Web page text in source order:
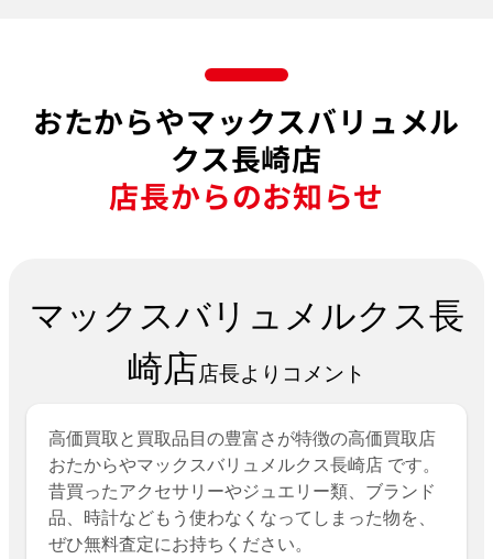
おたからやマックスバリュメル
クス長崎店
店長からのお知らせ
マックスバリュメルクス長
崎店店長よりコメント
高価買取と買取品目の豊富さが特徴の高価買取店
おたからやマックスバリュメルクス長崎店 です。
昔買ったアクセサリーやジュエリー類、ブランド
品、時計などもう使わなくなってしまった物を、
ぜひ無料査定にお持ちください。